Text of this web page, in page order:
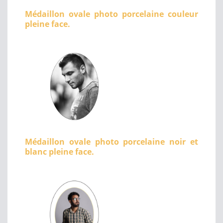
Médaillon ovale photo porcelaine couleur
pleine face.
Médaillon ovale photo porcelaine noir et
blanc pleine face.